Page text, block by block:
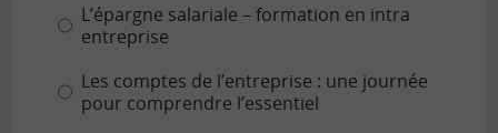
L’épargne salariale – formation en intra
entreprise
Les comptes de l’entreprise : une journée
pour comprendre l’essentiel